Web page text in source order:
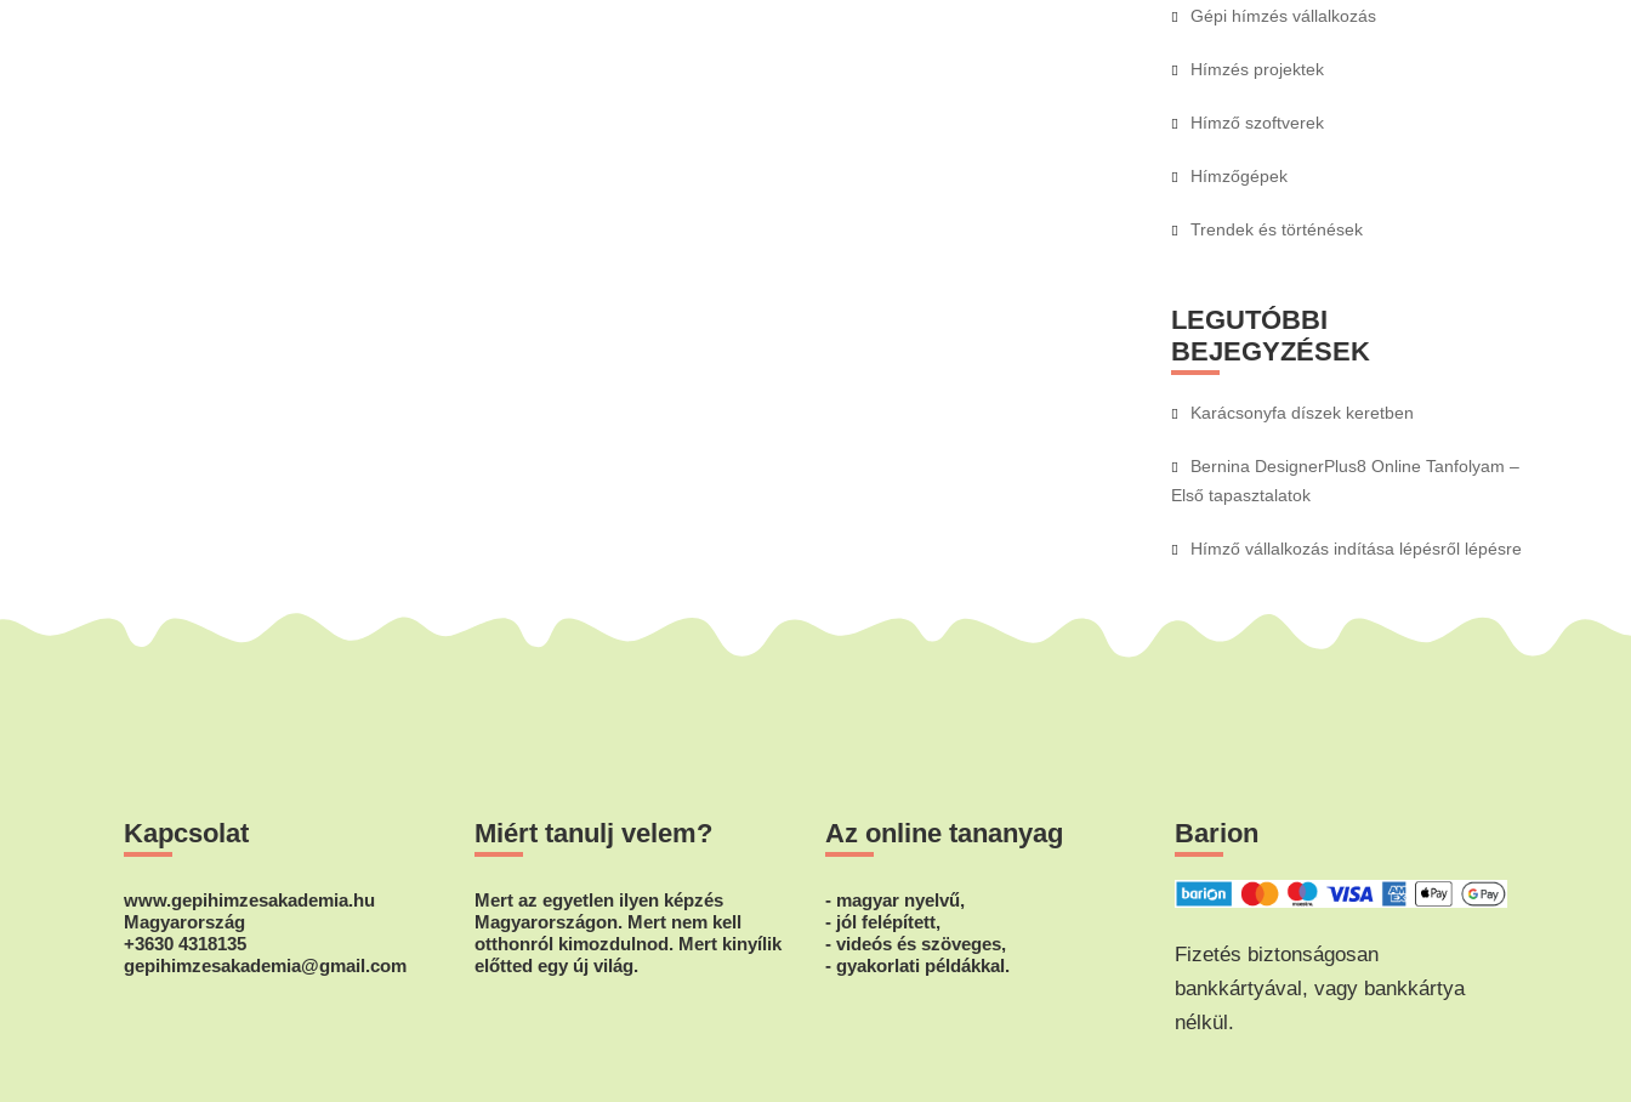
Gépi hímzés vállalkozás
Hímzés projektek
Hímző szoftverek
Hímzőgépek
Trendek és történések
LEGUTÓBBI
BEJEGYZÉSEK
Karácsonyfa díszek keretben
Bernina DesignerPlus8 Online Tanfolyam –
Első tapasztalatok
Hímző vállalkozás indítása lépésről lépésre
Kapcsolat
www.gepihimzesakademia.hu
Magyarország
+3630 4318135
gepihimzesakademia@gmail.com
Miért tanulj velem?
Mert az egyetlen ilyen képzés
Magyarországon. Mert nem kell
otthonról kimozdulnod. Mert kinyílik
előtted egy új világ.
Az online tananyag
- magyar nyelvű,
- jól felépített,
- videós és szöveges,
- gyakorlati példákkal.
Barion
Fizetés biztonságosan
bankkártyával, vagy bankkártya
nélkül.